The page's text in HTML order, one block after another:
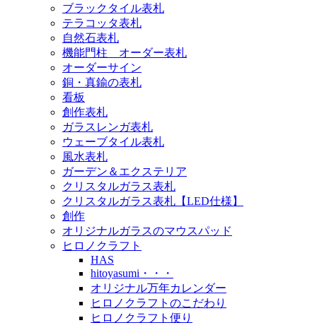
ブラックタイル表札
テラコッタ表札
自然石表札
機能門柱 オーダー表札
オーダーサイン
銅・真鍮の表札
看板
創作表札
ガラスレンガ表札
ウェーブタイル表札
風水表札
ガーデン＆エクステリア
クリスタルガラス表札
クリスタルガラス表札【LED仕様】
創作
オリジナルガラスのマウスパッド
ヒロノクラフト
HAS
hitoyasumi・・・
オリジナル万年カレンダー
ヒロノクラフトのこだわり
ヒロノクラフト便り